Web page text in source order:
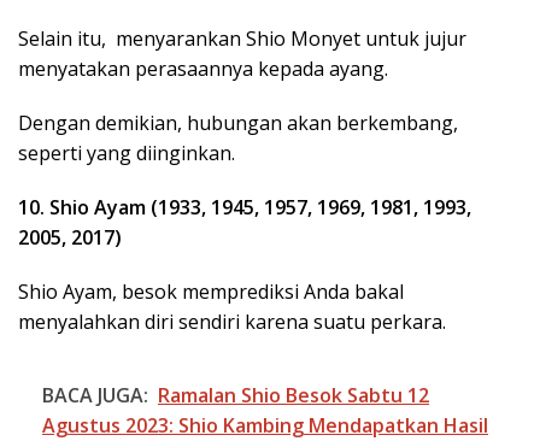
Selain itu, menyarankan Shio Monyet untuk jujur
menyatakan perasaannya kepada ayang.
Dengan demikian, hubungan akan berkembang,
seperti yang diinginkan.
10. Shio Ayam (1933, 1945, 1957, 1969, 1981, 1993,
2005, 2017)
Shio Ayam, besok memprediksi Anda bakal
menyalahkan diri sendiri karena suatu perkara.
BACA JUGA: Ramalan Shio Besok Sabtu 12
Agustus 2023: Shio Kambing Mendapatkan Hasil